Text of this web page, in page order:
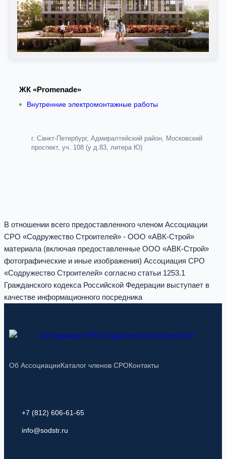
ЖК «Promenade»
Внутренние электромонтажные работы
г. Санкт-Петербург, Адмиралтейский район, Московский
проспект, уч. 108 (у д.83, литера Ю)
В отношении всего предоставленного членом Ассоциации
СРО «Содружество Строителей» - ООО «АВК-Строй»
материала (включая предоставленные ООО «АВК-Строй»
фотографические и иные изображения) Ассоциация СРО
«Содружество Строителей» согласно статьи 1253.1
Гражданского кодекса Российской Федерации выступает в
качестве информационного посредника
Об АссоциацииКаталог членов СРОКонтакты
+7 (812) 606-61-65
info@sodstr.ru